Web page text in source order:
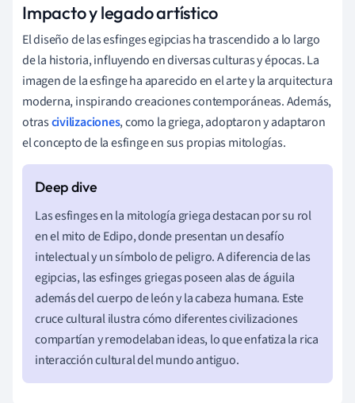
Impacto y legado artístico
El diseño de las esfinges egipcias ha trascendido a lo largo
de la historia, influyendo en diversas culturas y épocas. La
imagen de la esfinge ha aparecido en el arte y la arquitectura
moderna, inspirando creaciones contemporáneas. Además,
otrascivilizaciones, como la griega, adoptaron y adaptaron
el concepto de la esfinge en sus propias mitologías.
Las esfinges en la mitología griega destacan por su rol
en el mito de Edipo, donde presentan un desafío
intelectual y un símbolo de peligro. A diferencia de las
egipcias, las esfinges griegas poseen alas de águila
además del cuerpo de león y la cabeza humana. Este
cruce cultural ilustra cómo diferentes civilizaciones
compartían y remodelaban ideas, lo que enfatiza la rica
interacción cultural del mundo antiguo.